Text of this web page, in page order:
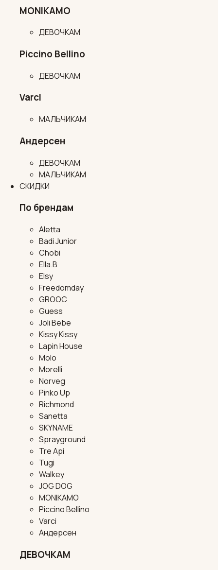
MONIKAMO
ДЕВОЧКАМ
Piccino Bellino
ДЕВОЧКАМ
Varci
МАЛЬЧИКАМ
Андерсен
ДЕВОЧКАМ
МАЛЬЧИКАМ
СКИДКИ
По брендам
Aletta
Badi Junior
Chobi
Ella.B
Elsy
Freedomday
GROOC
Guess
Joli Bebe
Kissy Kissy
Lapin House
Molo
Morelli
Norveg
Pinko Up
Richmond
Sanetta
SKYNAME
Sprayground
Tre Api
Tugi
Walkey
JOG DOG
MONIKAMO
Piccino Bellino
Varci
Андерсен
ДЕВОЧКАМ